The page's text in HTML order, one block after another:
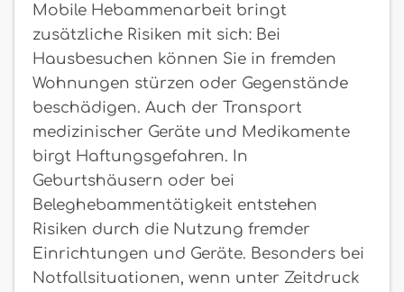
Mobile Hebammenarbeit bringt
zusätzliche Risiken mit sich: Bei
Hausbesuchen können Sie in fremden
Wohnungen stürzen oder Gegenstände
beschädigen. Auch der Transport
medizinischer Geräte und Medikamente
birgt Haftungsgefahren. In
Geburtshäusern oder bei
Beleghebammentätigkeit entstehen
Risiken durch die Nutzung fremder
Einrichtungen und Geräte. Besonders bei
Notfallsituationen, wenn unter Zeitdruck